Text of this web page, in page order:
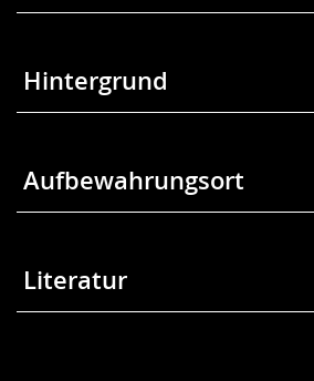
Hintergrund
Aufbewahrungsort
Literatur